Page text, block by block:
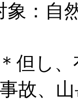
：自然
植
故、